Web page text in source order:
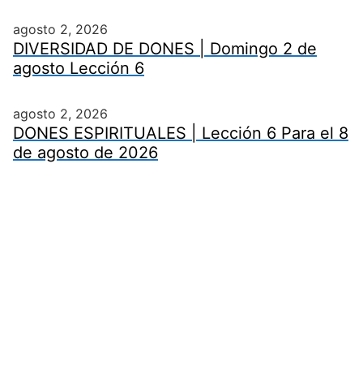
agosto 2, 2026
DIVERSIDAD DE DONES | Domingo 2 de
agosto Lección 6
agosto 2, 2026
DONES ESPIRITUALES | Lección 6 Para el 8
de agosto de 2026